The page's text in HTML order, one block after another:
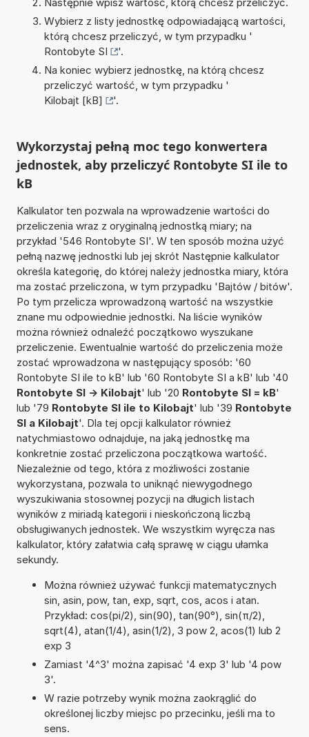
Wybierz z listy jednostkę odpowiadającą wartości,
którą chcesz przeliczyć, w tym przypadku '
Rontobyte SI
'.
Na koniec wybierz jednostkę, na którą chcesz
przeliczyć wartość, w tym przypadku '
Kilobajt [kB]
'.
Wykorzystaj pełną moc tego konwertera
jednostek, aby przeliczyć Rontobyte SI ile to
kB
Kalkulator ten pozwala na wprowadzenie wartości do
przeliczenia wraz z oryginalną jednostką miary; na
przykład '546 Rontobyte SI'. W ten sposób można użyć
pełną nazwę jednostki lub jej skrót Następnie kalkulator
określa kategorię, do której należy jednostka miary, która
ma zostać przeliczona, w tym przypadku 'Bajtów / bitów'.
Po tym przelicza wprowadzoną wartość na wszystkie
znane mu odpowiednie jednostki. Na liście wyników
można również odnaleźć początkowo wyszukane
przeliczenie. Ewentualnie wartość do przeliczenia może
zostać wprowadzona w następujący sposób: '60
Rontobyte SI ile to kB' lub '60 Rontobyte SI a kB' lub '40
Rontobyte SI -> Kilobajt' lub '20 Rontobyte SI = kB'
lub '79 Rontobyte SI ile to Kilobajt' lub '39 Rontobyte
SI a Kilobajt'. Dla tej opcji kalkulator również
natychmiastowo odnajduje, na jaką jednostkę ma
konkretnie zostać przeliczona początkowa wartość.
Niezależnie od tego, która z możliwości zostanie
wykorzystana, pozwala to uniknąć niewygodnego
wyszukiwania stosownej pozycji na długich listach
wyników z miriadą kategorii i nieskończoną liczbą
obsługiwanych jednostek. We wszystkim wyręcza nas
kalkulator, który załatwia całą sprawę w ciągu ułamka
sekundy.
Można również używać funkcji matematycznych
sin, asin, pow, tan, exp, sqrt, cos, acos i atan.
Przykład: cos(pi/2), sin(90), tan(90°), sin(π/2),
sqrt(4), atan(1/4), asin(1/2), 3 pow 2, acos(1) lub 2
exp 3
Zamiast '4^3' można zapisać '4 exp 3' lub '4 pow
3'.
W razie potrzeby wynik można zaokrąglić do
określonej liczby miejsc po przecinku, jeśli ma to
sens.